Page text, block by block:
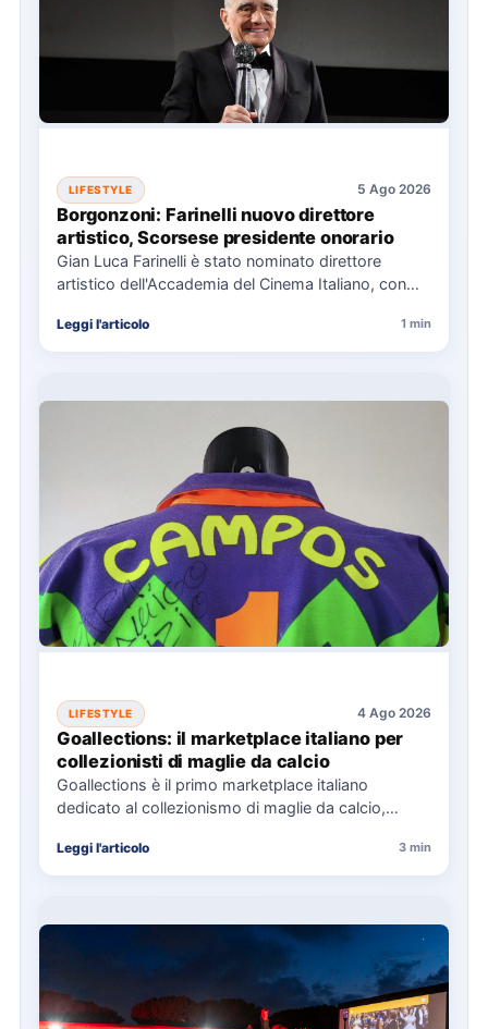
LIFESTYLE 5 Ago 2026
Borgonzoni: Farinelli nuovo direttore
artistico, Scorsese presidente onorario
Gian Luca Farinelli è stato nominato direttore
artistico dell'Accademia del Cinema Italiano, con
Leggi l'articolo 1 min
LIFESTYLE 4 Ago 2026
Goallections: il marketplace italiano per
collezionisti di maglie da calcio
Goallections è il primo marketplace italiano
dedicato al collezionismo di maglie da calcio,
Leggi l'articolo 3 min